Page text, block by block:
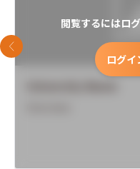
閲覧するにはロ
ログイ
前のスライド